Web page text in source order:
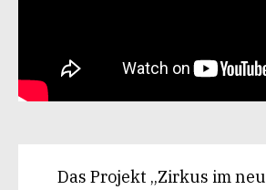
Das Projekt „Zirkus im